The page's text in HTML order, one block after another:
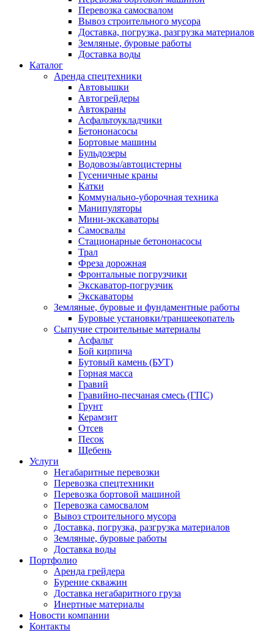
Перевозка самосвалом
Вывоз строительного мусора
Доставка, погрузка, разгрузка материалов
Земляные, буровые работы
Доставка воды
Каталог
Аренда спецтехники
Автовышки
Автогрейдеры
Автокраны
Асфальтоукладчики
Бетононасосы
Бортовые машины
Бульдозеры
Водовозы/автоцистерны
Гусеничные краны
Катки
Коммунально-уборочная техника
Манипуляторы
Мини-экскаваторы
Самосвалы
Стационарные бетононасосы
Трал
Фреза дорожная
Фронтальные погрузчики
Экскаватор-погрузчик
Экскаваторы
Земляные, буровые и фундаментные работы
Буровые установки/траншеекопатель
Сыпучие строительные материалы
Асфальт
Бой кирпича
Бутовый камень (БУТ)
Горная масса
Гравий
Гравийно-песчаная смесь (ГПС)
Грунт
Керамзит
Отсев
Песок
Щебень
Услуги
Негабаритные перевозки
Перевозка спецтехники
Перевозка бортовой машиной
Перевозка самосвалом
Вывоз строительного мусора
Доставка, погрузка, разгрузка материалов
Земляные, буровые работы
Доставка воды
Портфолио
Аренда грейдера
Бурение скважин
Доставка негабаритного груза
Инертные материалы
Новости компании
Контакты